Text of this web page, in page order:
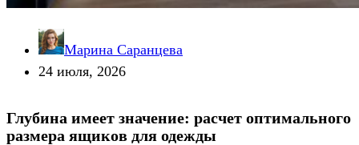
Марина Саранцева
24 июля, 2026
Глубина имеет значение: расчет оптимального
размера ящиков для одежды